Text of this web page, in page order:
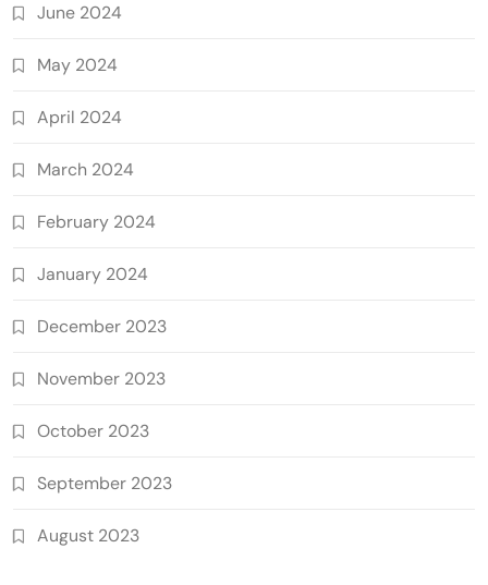
June 2024
May 2024
April 2024
March 2024
February 2024
January 2024
December 2023
November 2023
October 2023
September 2023
August 2023